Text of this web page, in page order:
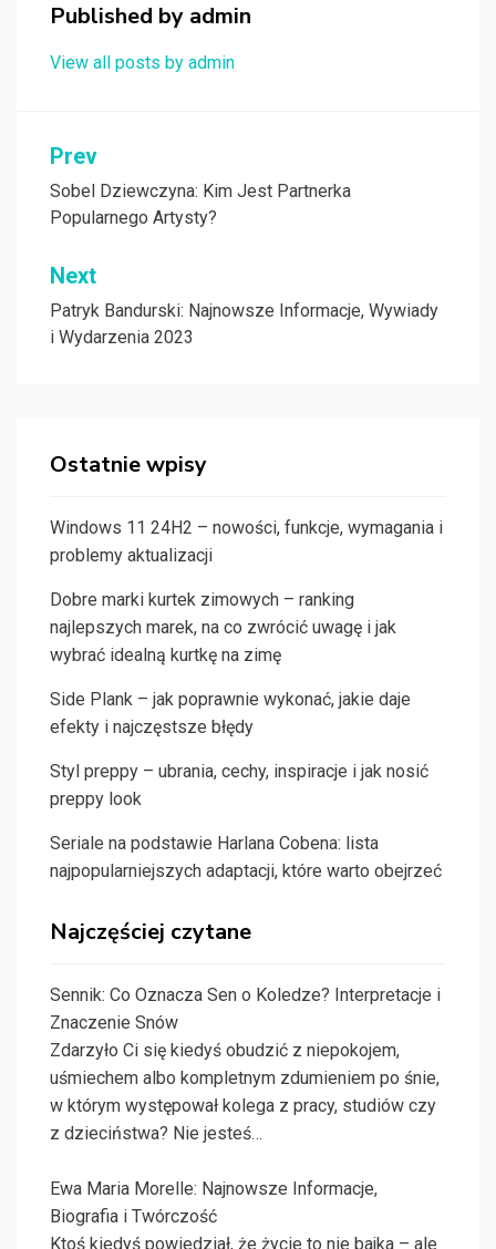
Published by admin
View all posts by admin
Nawigacja
wpisu
Prev
Sobel Dziewczyna: Kim Jest Partnerka
Popularnego Artysty?
Next
Patryk Bandurski: Najnowsze Informacje, Wywiady
i Wydarzenia 2023
Ostatnie wpisy
Windows 11 24H2 – nowości, funkcje, wymagania i
problemy aktualizacji
Dobre marki kurtek zimowych – ranking
najlepszych marek, na co zwrócić uwagę i jak
wybrać idealną kurtkę na zimę
Side Plank – jak poprawnie wykonać, jakie daje
efekty i najczęstsze błędy
Styl preppy – ubrania, cechy, inspiracje i jak nosić
preppy look
Seriale na podstawie Harlana Cobena: lista
najpopularniejszych adaptacji, które warto obejrzeć
Najczęściej czytane
Sennik: Co Oznacza Sen o Koledze? Interpretacje i
Znaczenie Snów
Zdarzyło Ci się kiedyś obudzić z niepokojem,
uśmiechem albo kompletnym zdumieniem po śnie,
w którym występował kolega z pracy, studiów czy
z dzieciństwa? Nie jesteś…
Ewa Maria Morelle: Najnowsze Informacje,
Biografia i Twórczość
Ktoś kiedyś powiedział, że życie to nie bajka – ale